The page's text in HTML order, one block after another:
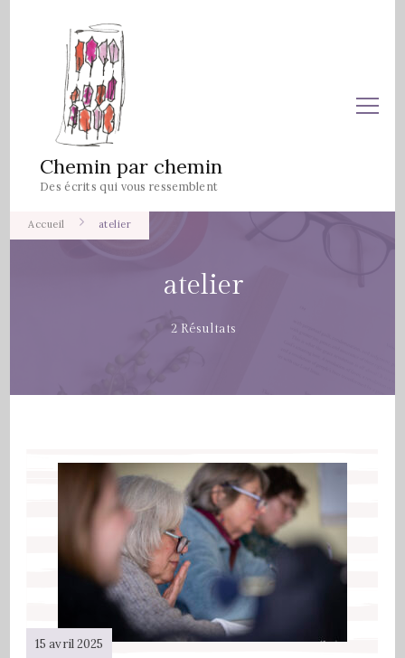
Chemin par chemin
Des écrits qui vous ressemblent
Accueil atelier
atelier
2 Résultats
15 avril 2025